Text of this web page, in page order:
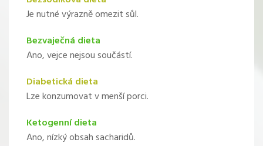
Je nutné výrazně omezit sůl.
Bezvaječná dieta
Ano, vejce nejsou součástí.
Diabetická dieta
Lze konzumovat v menší porci.
Ketogenní dieta
Ano, nízký obsah sacharidů.